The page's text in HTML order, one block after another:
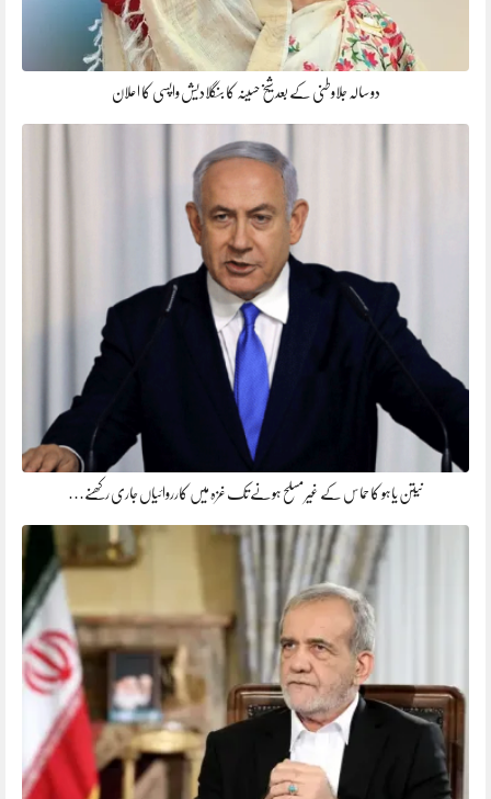
دو سالہ جلاوطنی کے بعد شیخ حسینہ کا بنگلادیش واپسی کا اعلان
نیتن یاہو کا حماس کے غیر مسلح ہونے تک غزہ میں کارروائیاں جاری رکھنے…